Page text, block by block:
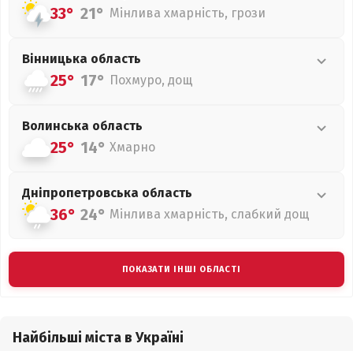
33° 21° Мінлива хмарність, грози
Вінницька область
25° 17° Похмуро, дощ
Волинська область
25° 14° Хмарно
Дніпропетровська область
36° 24° Мінлива хмарність, слабкий дощ
ПОКАЗАТИ ІНШІ ОБЛАСТІ
Найбільші міста в Україні